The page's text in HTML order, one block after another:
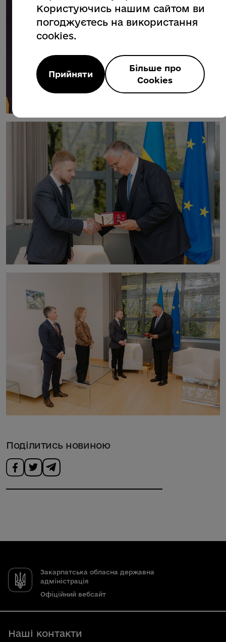
Поділитись новиною
Закарпатська обласна державна
адміністрація
Офіційний вебсайт
Наші контакти
Користуючись нашим сайтом ви
погоджуєтесь на використання
cookies.
Прийняти
Більше про
Cookies